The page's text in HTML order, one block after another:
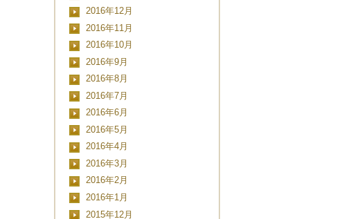
2016年12月
2016年11月
2016年10月
2016年9月
2016年8月
2016年7月
2016年6月
2016年5月
2016年4月
2016年3月
2016年2月
2016年1月
2015年12月